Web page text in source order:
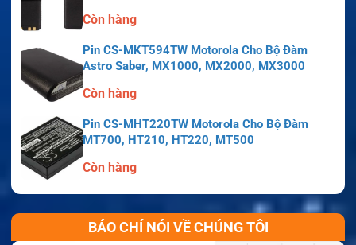
Còn hàng
Pin CS-MKT594TW Motorola Cho Bộ Đàm
Astro Saber, MX1000, MX2000, MX3000
Còn hàng
Pin CS-MHT220TW Motorola Cho Bộ Đàm
MT700, HT210, HT220, MT500
Còn hàng
BÁO CHÍ NÓI VỀ CHÚNG TÔI